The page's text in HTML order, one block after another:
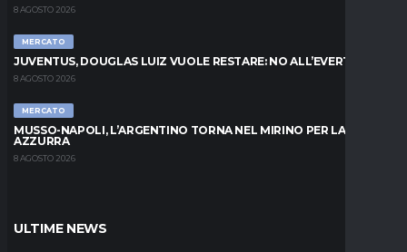
8 AGOSTO 2026
MERCATO
JUVENTUS, DOUGLAS LUIZ VUOLE RESTARE: NO ALL’EVERTON
8 AGOSTO 2026
MERCATO
MUSSO-NAPOLI, L’ARGENTINO TORNA NEL MIRINO PER LA PORTA
AZZURRA
8 AGOSTO 2026
ULTIME NEWS